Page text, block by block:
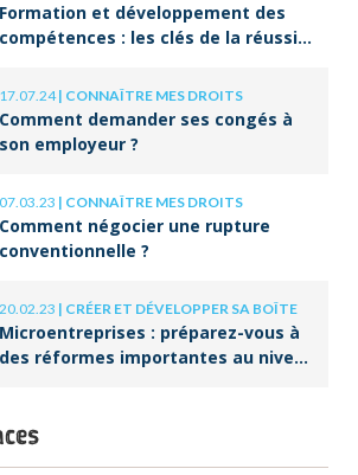
Formation et développement des
compétences : les clés de la réussite
17.07.24| CONNAÎTRE MES DROITS
Comment demander ses congés à
son employeur ?
07.03.23 | CONNAÎTRE MES DROITS
Comment négocier une rupture
conventionnelle ?
20.02.23 | CRÉER ET DÉVELOPPER SA BOÎTE
Microentreprises : préparez-vous à
des réformes importantes au niveau